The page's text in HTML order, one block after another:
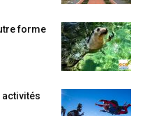
forme
activités